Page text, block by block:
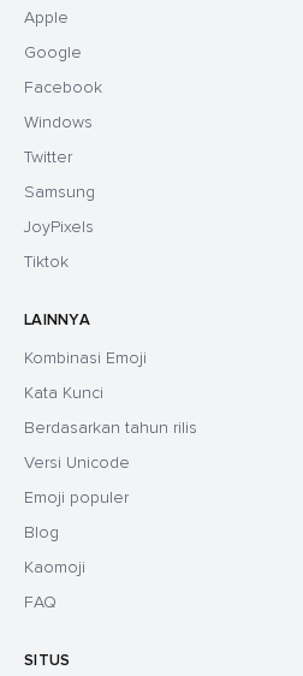
Apple
Google
Facebook
Windows
Twitter
Samsung
JoyPixels
Tiktok
LAINNYA
Kombinasi Emoji
Kata Kunci
Berdasarkan tahun rilis
Versi Unicode
Emoji populer
Blog
Kaomoji
FAQ
SITUS